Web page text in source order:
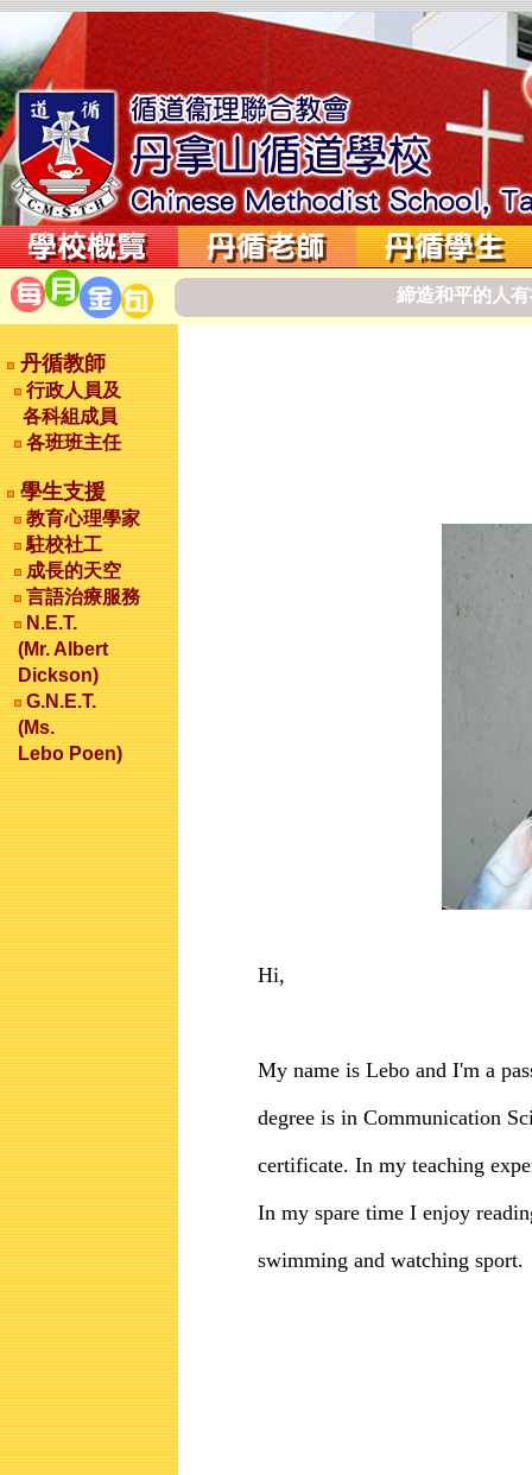
締造和平的 人有
丹循教師
行政人員及
各科組成員
各班班主任
學生支援
教育心理學家
駐校社工
成長的天空
言語治療服務
N.E.T.
(Mr. Albert
Dickson)
G.N.E.T.
(Ms.
Lebo Poen)
Hi,
My name is Lebo and I'm a
degree is in Communication
certificate. In my teaching
In my spare time I enjoy
swimming and watching sport.